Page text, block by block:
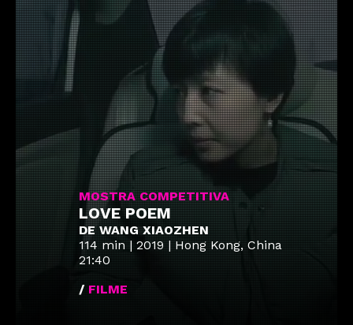
MOSTRA COMPETITIVA
LOVE POEM
DE WANG XIAOZHEN
114 min | 2019 | Hong Kong, China
21:40
/ FILME